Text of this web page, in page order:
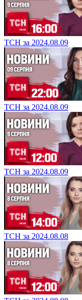
ТСН за 2024.08.09
ТСН за 2024.08.09
ТСН за 2024.08.09
ТСН за 2024.08.08